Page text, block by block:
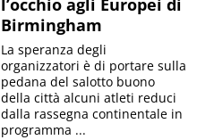
l’occhio agli Europei di
Birmingham
La speranza degli
organizzatori è di portare sulla
pedana del salotto buono
della città alcuni atleti reduci
dalla rassegna continentale in
programma ...